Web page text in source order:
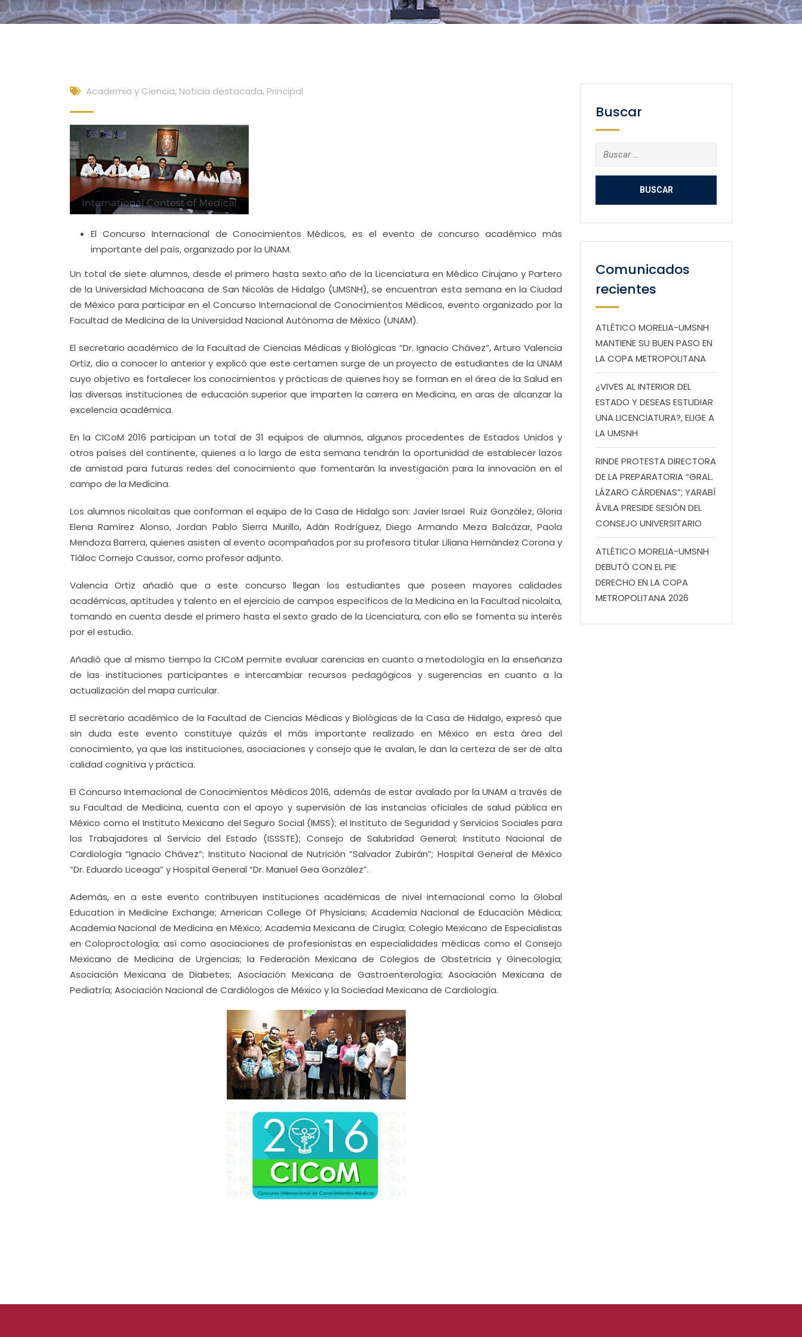
Academia y Ciencia, Noticia destacada, Principal
El Concurso Internacional de Conocimientos Médicos, es el evento de concurso académico más
importante del país, organizado por la UNAM.
Un total de siete alumnos, desde el primero hasta sexto año de la Licenciatura en Médico Cirujano y Partero
de la Universidad Michoacana de San Nicolás de Hidalgo (UMSNH), se encuentran esta semana en la Ciudad
de México para participar en el Concurso Internacional de Conocimientos Médicos, evento organizado por la
Facultad de Medicina de la Universidad Nacional Autónoma de México (UNAM).
El secretario académico de la Facultad de Ciencias Médicas y Biológicas “Dr. Ignacio Chávez”, Arturo Valencia
Ortiz, dio a conocer lo anterior y explicó que este certamen surge de un proyecto de estudiantes de la UNAM
cuyo objetivo es fortalecer los conocimientos y prácticas de quienes hoy se forman en el área de la Salud en
las diversas instituciones de educación superior que imparten la carrera en Medicina, en aras de alcanzar la
excelencia académica.
En la CICoM 2016 participan un total de 31 equipos de alumnos, algunos procedentes de Estados Unidos y
otros países del continente, quienes a lo largo de esta semana tendrán la oportunidad de establecer lazos
de amistad para futuras redes del conocimiento que fomentarán la investigación para la innovación en el
campo de la Medicina.
Los alumnos nicolaitas que conforman el equipo de la Casa de Hidalgo son: Javier Israel Ruiz González, Gloria
Elena Ramírez Alonso, Jordan Pablo Sierra Murillo, Adán Rodríguez, Diego Armando Meza Balcázar, Paola
Mendoza Barrera, quienes asisten al evento acompañados por su profesora titular Liliana Hernández Corona y
Tláloc Cornejo Caussor, como profesor adjunto.
Valencia Ortiz añadió que a este concurso llegan los estudiantes que poseen mayores calidades
académicas, aptitudes y talento en el ejercicio de campos específicos de la Medicina en la Facultad nicolaita,
tomando en cuenta desde el primero hasta el sexto grado de la Licenciatura, con ello se fomenta su interés
por el estudio.
Añadió que al mismo tiempo la CICoM permite evaluar carencias en cuanto a metodología en la enseñanza
de las instituciones participantes e intercambiar recursos pedagógicos y sugerencias en cuanto a la
actualización del mapa curricular.
El secretario académico de la Facultad de Ciencias Médicas y Biológicas de la Casa de Hidalgo, expresó que
sin duda este evento constituye quizás el más importante realizado en México en esta área del
conocimiento, ya que las instituciones, asociaciones y consejo que le avalan, le dan la certeza de ser de alta
calidad cognitiva y práctica.
El Concurso Internacional de Conocimientos Médicos 2016, además de estar avalado por la UNAM a través de
su Facultad de Medicina, cuenta con el apoyo y supervisión de las instancias oficiales de salud pública en
México como el Instituto Mexicano del Seguro Social (IMSS); el Instituto de Seguridad y Servicios Sociales para
los Trabajadores al Servicio del Estado (ISSSTE); Consejo de Salubridad General; Instituto Nacional de
Cardiología “Ignacio Chávez”; Instituto Nacional de Nutrición “Salvador Zubirán”; Hospital General de México
“Dr. Eduardo Liceaga” y Hospital General “Dr. Manuel Gea González”.
Además, en a este evento contribuyen instituciones académicas de nivel internacional como la Global
Education in Medicine Exchange; American College Of Physicians; Academia Nacional de Educación Médica;
Academia Nacional de Medicina en México; Academia Mexicana de Cirugía; Colegio Mexicano de Especialistas
en Coloproctología; así como asociaciones de profesionistas en especialidades médicas como el Consejo
Mexicano de Medicina de Urgencias; la Federación Mexicana de Colegios de Obstetricia y Ginecología;
Asociación Mexicana de Diabetes; Asociación Mexicana de Gastroenterología; Asociación Mexicana de
Pediatría; Asociación Nacional de Cardiólogos de México y la Sociedad Mexicana de Cardiología.
Buscar
Buscar:
Comunicados
recientes
ATLÉTICO MORELIA-UMSNH
MANTIENE SU BUEN PASO EN
LA COPA METROPOLITANA
¿VIVES AL INTERIOR DEL
ESTADO Y DESEAS ESTUDIAR
UNA LICENCIATURA?, ELIGE A
LA UMSNH
RINDE PROTESTA DIRECTORA
DE LA PREPARATORIA “GRAL.
LÁZARO CÁRDENAS”; YARABÍ
ÁVILA PRESIDE SESIÓN DEL
CONSEJO UNIVERSITARIO
ATLÉTICO MORELIA-UMSNH
DEBUTÓ CON EL PIE
DERECHO EN LA COPA
METROPOLITANA 2026